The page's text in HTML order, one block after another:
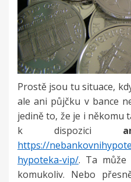
Prostě jsou tu situace,
ale ani půjčku v bance
jedině to, že je i někomu
k dispozici
https://
hypoteka-vip/. Ta může
komukoliv. Nebo